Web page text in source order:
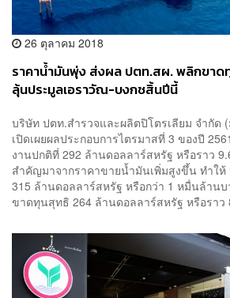
26 ตุลาคม 2018
ราคาน้ำมันพุ่ง ส่งผล ปตท.สผ. พลิกขาด
ลุ้นประมูลเอราวัณ-บงกชสิ้นปีนี้
บริษัท ปตท.สำรวจและผลิตปิโตรเลียม จำกัด
เปิดเผยผลประกอบการไตรมาสที่ 3 ของปี
งานปกติที่ 292 ล้านดอลลาร์สหรัฐ หรือราว
สำคัญมาจากราคาขายน้ำมันเพิ่มสูงขึ้น ทำให้
315 ล้านดอลลาร์สหรัฐ หรือกว่า 1 หมื่นล้านบ
ขาดทุนสุทธิ 264 ล้านดอลลาร์สหรัฐ หรือราว